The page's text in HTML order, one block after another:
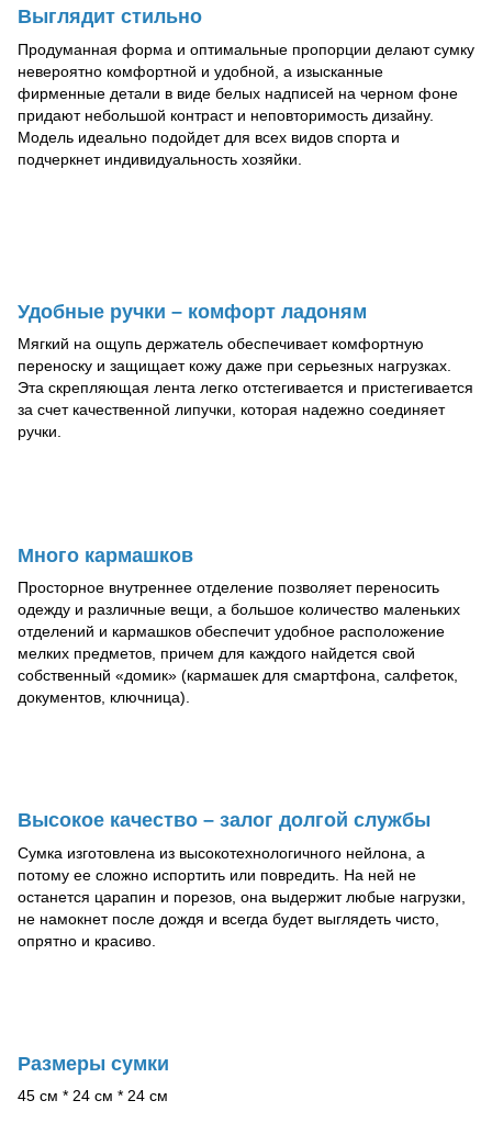
Выглядит стильно
Продуманная форма и оптимальные пропорции делают сумку
невероятно комфортной и удобной, а изысканные
фирменные детали в виде белых надписей на черном фоне
придают небольшой контраст и неповторимость дизайну.
Модель идеально подойдет для всех видов спорта и
подчеркнет индивидуальность хозяйки.
Удобные ручки – комфорт ладоням
Мягкий на ощупь держатель обеспечивает комфортную
переноску и защищает кожу даже при серьезных нагрузках.
Эта скрепляющая лента легко отстегивается и пристегивается
за счет качественной липучки, которая надежно соединяет
ручки.
Много кармашков
Просторное внутреннее отделение позволяет переносить
одежду и различные вещи, а большое количество маленьких
отделений и кармашков обеспечит удобное расположение
мелких предметов, причем для каждого найдется свой
собственный «домик» (кармашек для смартфона, салфеток,
документов, ключница).
Высокое качество – залог долгой службы
Сумка изготовлена из высокотехнологичного нейлона, а
потому ее сложно испортить или повредить. На ней не
останется царапин и порезов, она выдержит любые нагрузки,
не намокнет после дождя и всегда будет выглядеть чисто,
опрятно и красиво.
Размеры сумки
45 см * 24 см * 24 см